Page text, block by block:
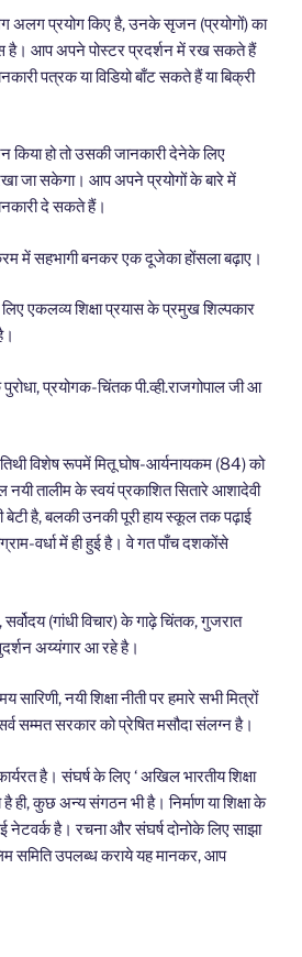
अलग प्रयोग किए है, उनके सृजन (प्रयोगों) का
है। आप अपने पोस्टर प्रदर्शन में रख सकते हैं
पत्रक या विडियो बाँट सकते हैं या बिक्री
किया हो तो उसकी जानकारी देनेके लिए
जा सकेगा। आप अपने प्रयोगों के बारे में
दे सकते हैं।
में सहभागी बनकर एक दूजेका होंसला बढ़ाए।
एकलव्य शिक्षा प्रयास के प्रमुख शिल्पकार
प्रयोगक-चिंतक पी.व्ही.राजगोपाल जी आ
विशेष रूपमें मितू घोष-आर्यनायकम (84) को
नयी तालीम के स्वयं प्रकाशित सितारे आशादेवी
बेटी है, बलकी उनकी पूरी हाय स्कूल तक पढ़ाई
वर्धा में ही हुई है। वे गत पाँच दशकोंसे
(गांधी विचार) के गाढ़े चिंतक, गुजरात
अय्यंगार आ रहे है।
नयी शिक्षा नीती पर हमारे सभी मित्रों
सम्मत सरकार को प्रेषित मसौदा संलग्न है।
है। संघर्ष के लिए ‘ अखिल भारतीय शिक्षा
ही, कुछ अन्य संगठन भी है। निर्माण या शिक्षा के
नेटवर्क है। रचना और संघर्ष दोनोके लिए साझा
समिति उपलब्ध कराये यह मानकर, आप